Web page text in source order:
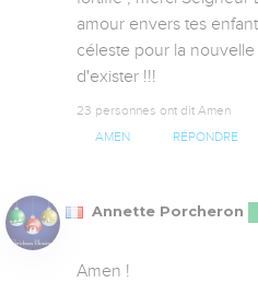
amour envers tes
céleste pour la
d'exister !!!
23 personnes ont dit Amen
AMEN RÉPONDRE
Annette Porcheron
Amen !